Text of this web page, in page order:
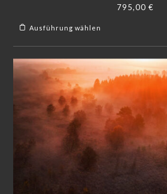
795,00 €
Ausführung wählen